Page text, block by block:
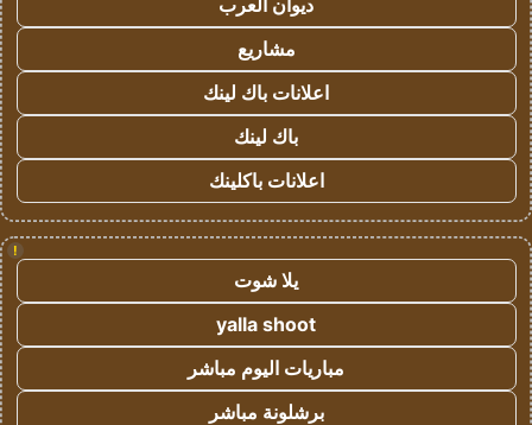
ديوان العرب
مشاريع
اعلانات باك لينك
باك لينك
اعلانات باكلينك
!
يلا شوت
yalla shoot
مباريات اليوم مباشر
برشلونة مباشر